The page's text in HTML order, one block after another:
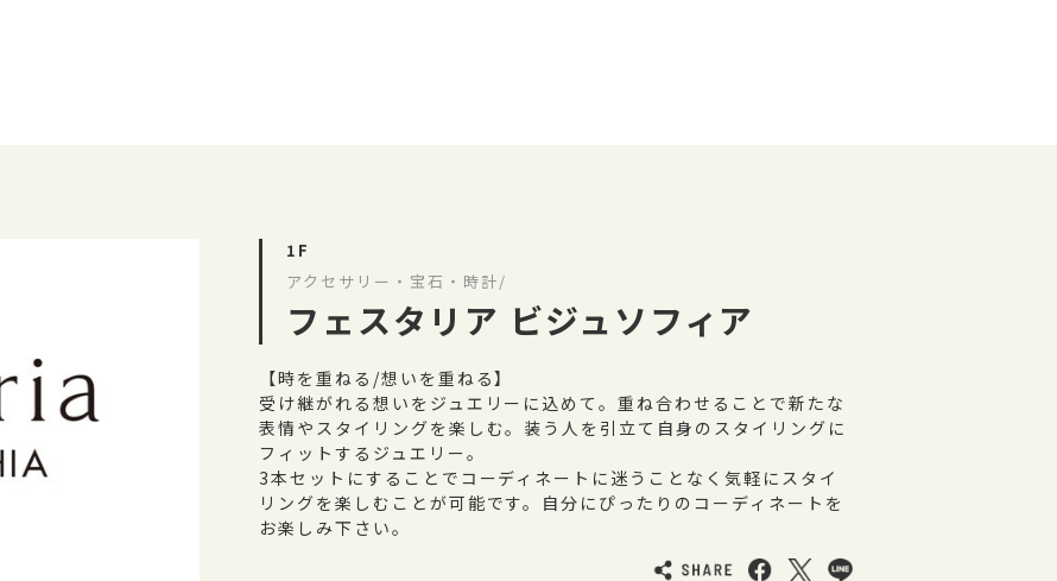
1F
アクセサリー・宝石・時計/
フェスタリア ビジュソフィア
【時を重ねる/想いを重ねる】
受け継がれる想いをジュエリーに込めて。重ね合わせることで新たな
表情やスタイリングを楽しむ。装う人を引立て自身のスタイリングに
フィットするジュエリー。
3本セットにすることでコーディネートに迷うことなく気軽にスタイ
リングを楽しむことが可能です。自分にぴったりのコーディネートを
お楽しみ下さい。